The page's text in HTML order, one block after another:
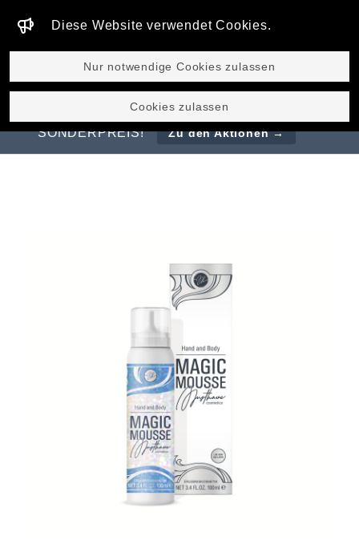
Diese Website verwendet Cookies.
Nur notwendige Cookies zulassen
Cookies zulassen
GLOBAL
ENTDECKEN SIE UNSERE BESTSELLER
MAGIC LIFTING CREAM & SERUM ZUM
SONDERPREIS!
Zu den Aktionen →